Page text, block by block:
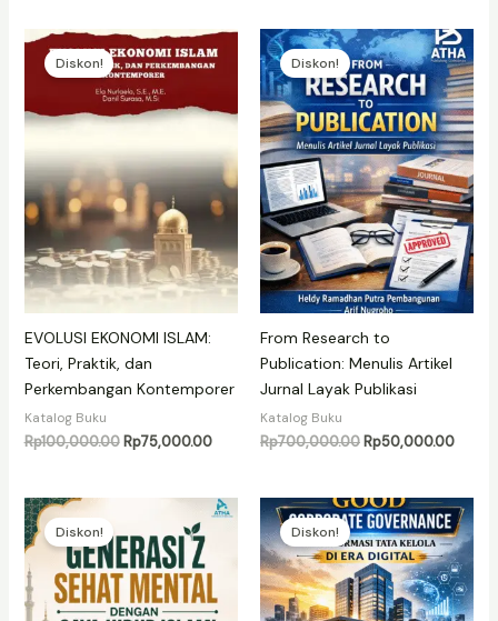
Rp100,000.00. adalah:
Rp75,000.00.
Diskon!
EVOLUSI EKONOMI ISLAM:
Teori, Praktik, dan
Perkembangan Kontemporer
Katalog Buku
Rp100,000.00 Harga
Rp100,000.00.
Rp75,000.00Harga
adalah:
Rp75,000.00.
Diskon!
From Research to
Publication: Menulis Artikel
Jurnal Layak Publikasi
Katalog Buku
Rp700,000.00 Harga
Rp700,000.00.
Rp50,000.00Harga
Diskon!
Diskon!